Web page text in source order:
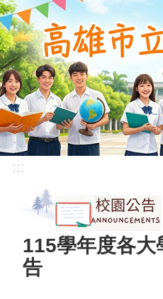
:::
115學年度各大
告